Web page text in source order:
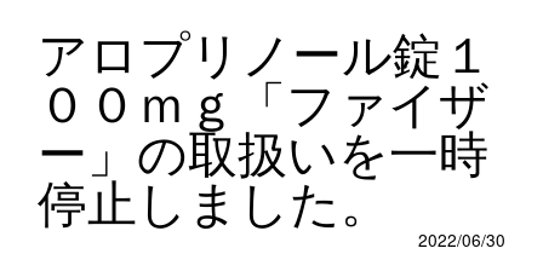
アロプリノール錠１
００ｍｇ「ファイザ
ー」の取扱いを一時
停止しました。
2022/06/30